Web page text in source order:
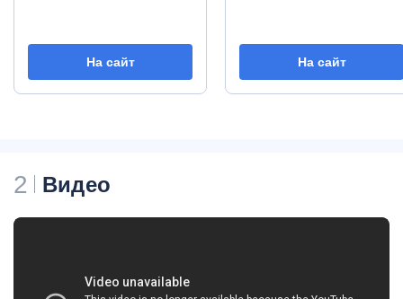
На сайт На сайт
2 Видео